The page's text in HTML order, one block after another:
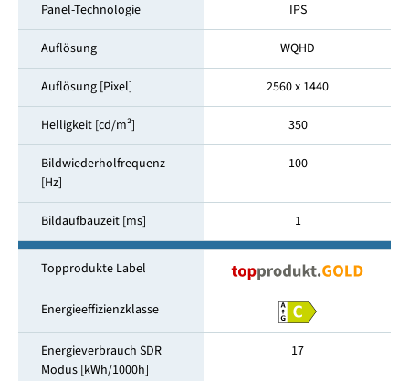
Panel-Technologie IPS
Auflösung WQHD
Auflösung [Pixel] 2560 x 1440
Helligkeit [cd/m²] 350
Bildwiederholfrequenz
[Hz]
100
Bildaufbauzeit [ms] 1
Topprodukte Label
Energieeffizienzklasse
Energieverbrauch SDR
Modus [kWh/1000h]
17